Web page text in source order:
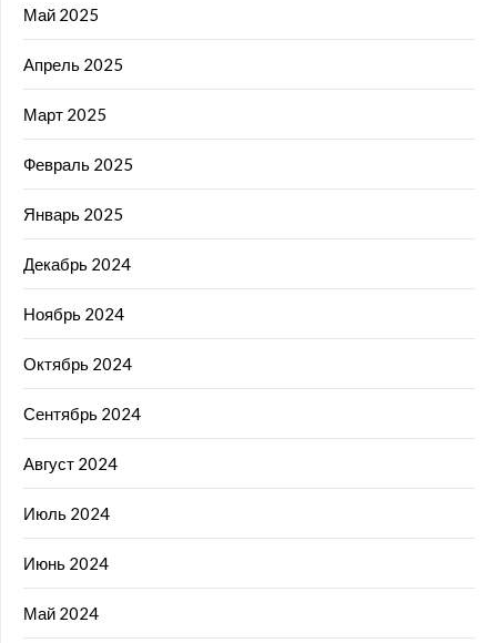
Май 2025
Апрель 2025
Март 2025
Февраль 2025
Январь 2025
Декабрь 2024
Ноябрь 2024
Октябрь 2024
Сентябрь 2024
Август 2024
Июль 2024
Июнь 2024
Май 2024